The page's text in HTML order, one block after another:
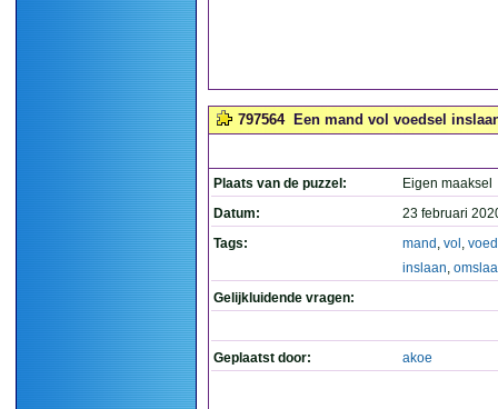
797564 Een mand vol voedsel
Plaats van de puzzel:
Eigen maaksel
Datum:
23 februari
Tags:
mand , vol ,
inslaan,
Gelijkluidende vragen:
Geplaatst door: akoe